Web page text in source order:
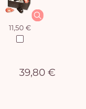
39,80 €
11,50 €